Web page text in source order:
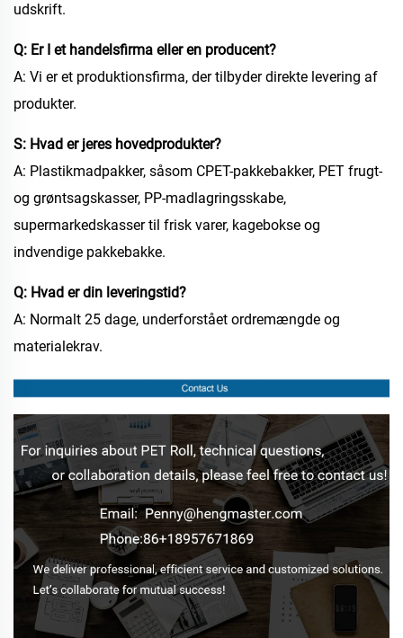
udskrift.
Q: Er I et handelsfirma eller en producent?
A: Vi er et produktionsfirma, der tilbyder direkte levering af
produkter.
S: Hvad er jeres hovedprodukter?
A: Plastikmadpakker, såsom CPET-pakkebakker, PET frugt-
og grøntsagskasser, PP-madlagringsskabe,
supermarkedskasser til frisk varer, kagebokse og
indvendige pakkebakke.
Q: Hvad er din leveringstid?
A: Normalt 25 dage, underforstået ordremængde og
materialekrav.